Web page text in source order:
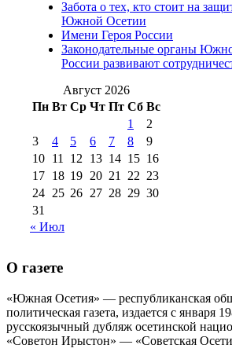
№98 8 августа 2013 г
августа 2012 г(14)
2017 г(9)
№99
2016 г(12) №99 8 июля 2014 г
августа 2012 г(11)
августа 2013 г
(12)
Забота о тех, кто стоит на
Южной Осетии
Имени Героя России
Законодательные органы
России развивают
Август 2026
Пн Вт Ср Чт Пт Сб Вс
1
2
3
4 5 6 7 8
9
10 11 12 13 14 15 16
17 18 19 20 21 22 23
24 25 26 27 28 29 30
31
« Июл
О газете
«Южная Осетия» — республиканская
политическая газета, издается с января
русскоязычный дубляж осетинской
«Советон Ирыстон» — «Советская